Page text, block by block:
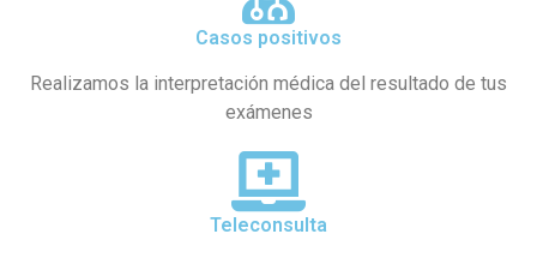
Casos positivos
Realizamos la interpretación médica del resultado de tus
exámenes
Teleconsulta